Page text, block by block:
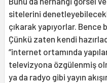
sitelerini
çıkarak yapıyorlar. Bence
Çünkü zaten kendi
“internet ortamında
televizyona özgülenmiş
ya da radyo gibi yayın